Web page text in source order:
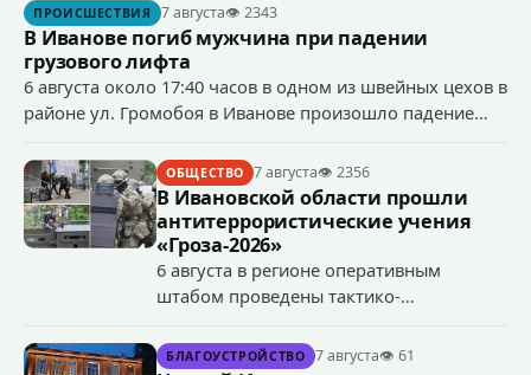
ПРОИСШЕСТВИЯ 7 августа👁 2343
В Иванове погиб мужчина при падении
грузового лифта
6 августа около 17:40 часов в одном из швейных цехов в
районе ул. Громобоя в Иванове произошло падение
ОБЩЕСТВО 7 августа👁 2356
В Ивановской области прошли
антитеррористические учения
«Гроза-2026»
6 августа в регионе оперативным
штабом проведены тактико-
террористического акта на объекте
БЛАГОУСТРОЙСТВО 7 августа👁 61